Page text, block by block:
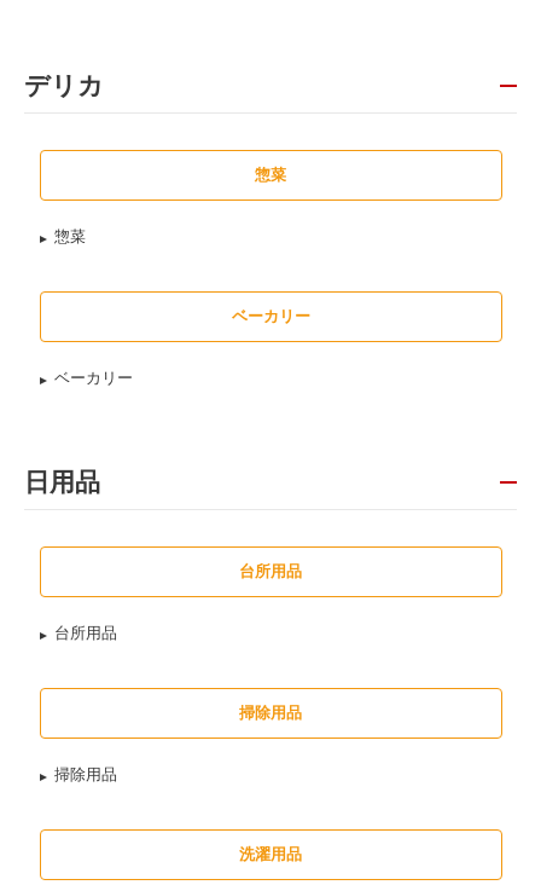
デリカ
惣菜
惣菜
ベーカリー
ベーカリー
日用品
台所用品
台所用品
掃除用品
掃除用品
洗濯用品